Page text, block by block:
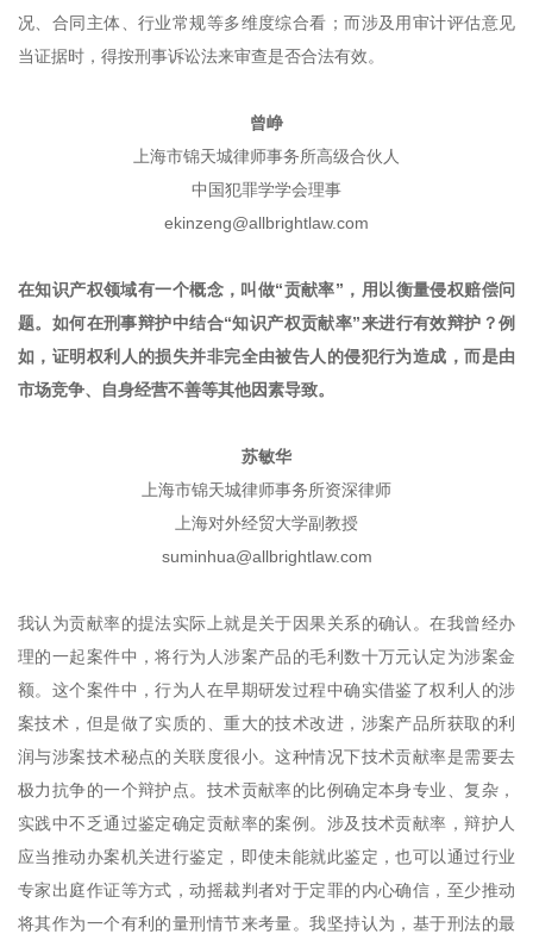
况、合同主体、行业常规等多维度综合看；而涉及用审计评估意见
当证据时，得按刑事诉讼法来审查是否合法有效。
曾峥
上海市锦天城律师事务所高级合伙人
中国犯罪学学会理事
ekinzeng@allbrightlaw.com
在知识产权领域有一个概念，叫做“贡献率”，用以衡量侵权赔偿问
题。如何在刑事辩护中结合“知识产权贡献率”来进行有效辩护？例
如，证明权利人的损失并非完全由被告人的侵犯行为造成，而是由
市场竞争、自身经营不善等其他因素导致。
苏敏华
上海市锦天城律师事务所资深律师
上海对外经贸大学副教授
suminhua@allbrightlaw.com
我认为贡献率的提法实际上就是关于因果关系的确认。在我曾经办
理的一起案件中，将行为人涉案产品的毛利数十万元认定为涉案金
额。这个案件中，行为人在早期研发过程中确实借鉴了权利人的涉
案技术，但是做了实质的、重大的技术改进，涉案产品所获取的利
润与涉案技术秘点的关联度很小。这种情况下技术贡献率是需要去
极力抗争的一个辩护点。技术贡献率的比例确定本身专业、复杂，
实践中不乏通过鉴定确定贡献率的案例。涉及技术贡献率，辩护人
应当推动办案机关进行鉴定，即使未能就此鉴定，也可以通过行业
专家出庭作证等方式，动摇裁判者对于定罪的内心确信，至少推动
将其作为一个有利的量刑情节来考量。我坚持认为，基于刑法的最